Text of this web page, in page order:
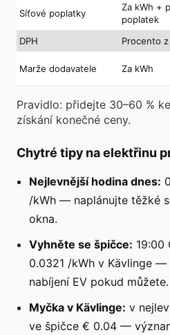
Síťové poplatky
Za kWh +
poplatek
DPH
Procento
Marže dodavatele Za kWh
Pravidlo: přidejte 30–60 %
získání konečné ceny.
Chytré tipy na elektřinu
Nejlevnější hodina dnes:
/kWh — naplánujte těžké
okna.
Vyhněte se špičce: 19:00
0.0321 /kWh v Kävlinge
nabíjení EV pokud můžete.
Myčka v Kävlinge: v
ve špičce € 0.04 —